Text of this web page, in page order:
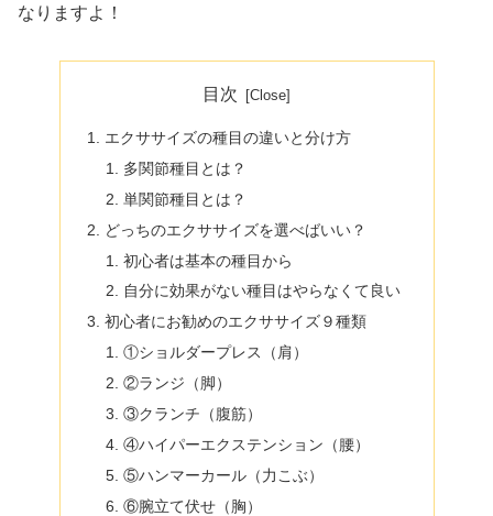
なりますよ！
目次
エクササイズの種目の違いと分け方
多関節種目とは？
単関節種目とは？
どっちのエクササイズを選べばいい？
初心者は基本の種目から
自分に効果がない種目はやらなくて良い
初心者にお勧めのエクササイズ９種類
①ショルダープレス（肩）
②ランジ（脚）
③クランチ（腹筋）
④ハイパーエクステンション（腰）
⑤ハンマーカール（力こぶ）
⑥腕立て伏せ（胸）